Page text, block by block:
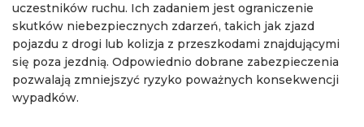
uczestników ruchu. Ich zadaniem jest ograniczenie
skutków niebezpiecznych zdarzeń, takich jak zjazd
pojazdu z drogi lub kolizja z przeszkodami znajdującymi
się poza jezdnią. Odpowiednio dobrane zabezpieczenia
pozwalają zmniejszyć ryzyko poważnych konsekwencji
wypadków.